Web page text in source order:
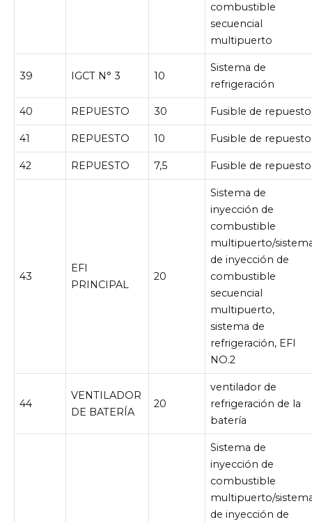
combustible
secuencial
multipuerto
39 IGCT N° 3 10
Sistema de
refrigeración
40 REPUESTO 30 Fusible de repuesto
41 REPUESTO 10 Fusible de repuesto
42 REPUESTO 7,5 Fusible de repuesto
43
EFI
PRINCIPAL
20
Sistema de
inyección de
combustible
multipuerto/
de inyección de
combustible
secuencial
multipuerto,
sistema de
refrigeración, EFI
NO.2
44
VENTILADOR
DE BATERÍA
20
ventilador de
refrigeración de la
batería
Sistema de
inyección de
combustible
multipuerto/
de inyección de